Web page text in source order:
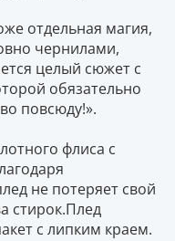
отдельная магия,
чернилами,
целый сюжет с
обязательно
повсюду!».
флиса с
не потеряет свой
стирок.Плед
с липким краем.